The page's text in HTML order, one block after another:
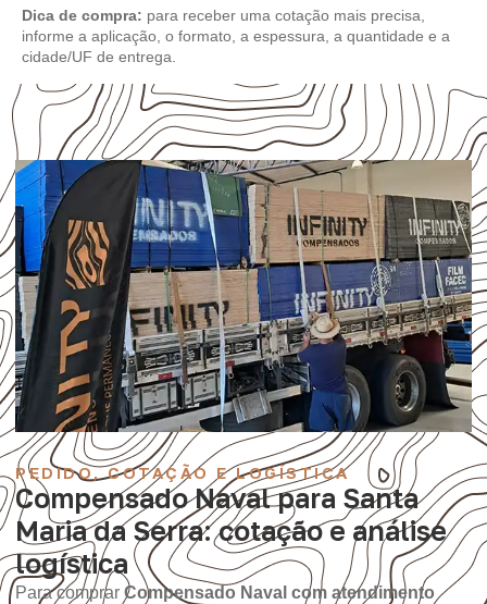
Dica de compra: para receber uma cotação mais precisa,
informe a aplicação, o formato, a espessura, a quantidade e a
cidade/UF de entrega.
PEDIDO, COTAÇÃO E LOGÍSTICA
Compensado Naval para Santa
Maria da Serra: cotação e análise
logística
Para comprar Compensado Naval com atendimento